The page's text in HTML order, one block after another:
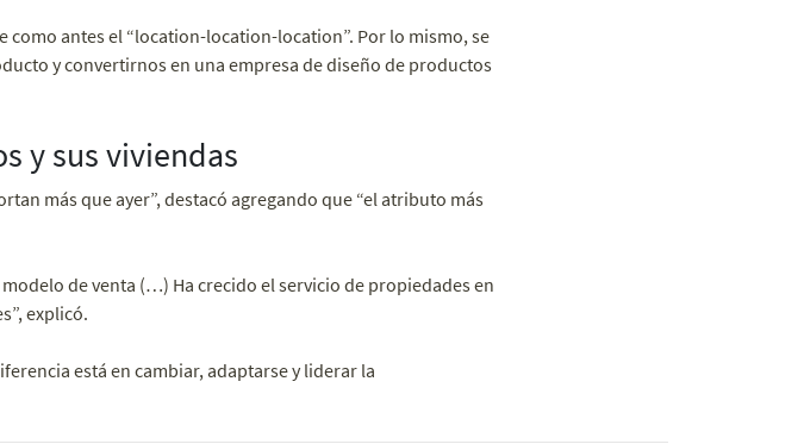
antes el “location-location-location”. Por lo mismo, se
y convertirnos en una empresa de diseño de productos
y sus viviendas
más que ayer”, destacó agregando que “el atributo más
de venta (…) Ha crecido el servicio de propiedades en
explicó.
está en cambiar, adaptarse y liderar la